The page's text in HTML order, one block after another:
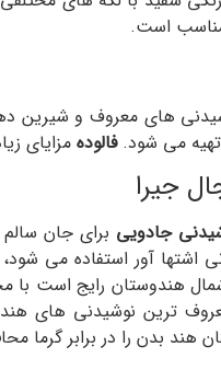
است.
های معروف و شیرین
می شود.فالوده مزایای
جیرا
جادویی برای جان
اشتها آور استفاده می
هندوستان رایج است با
ترین نوشیدنی های
هند بدن را در برابر گرما